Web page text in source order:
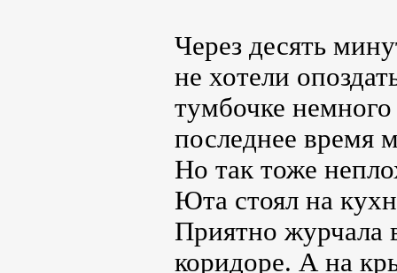
Через десять
не хотели
тумбочке
последнее время
Но так тоже
Юта стоял на
Приятно журчала
коридоре. А на